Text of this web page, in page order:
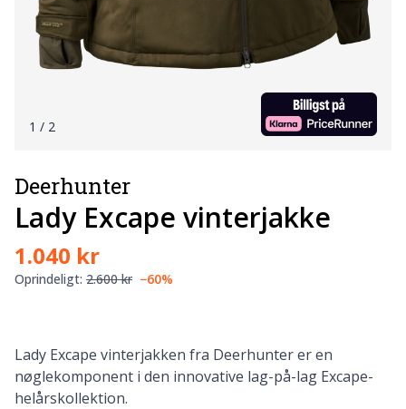
1 / 2
Deerhunter
Lady Excape vinterjakke
1.040 kr
Oprindeligt: 2.600 kr −60%
Lady Excape vinterjakken fra Deerhunter er en
nøglekomponent i den innovative lag-på-lag Excape-
helårskollektion.